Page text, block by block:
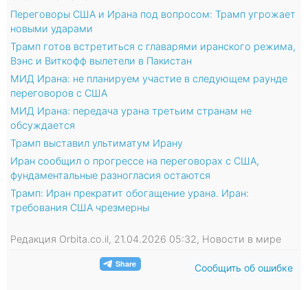
Переговоры США и Ирана под вопросом: Трамп угрожает
новыми ударами
Трамп готов встретиться с главарями иранского режима,
Вэнс и Виткофф вылетели в Пакистан
МИД Ирана: не планируем участие в следующем раунде
переговоров с США
МИД Ирана: передача урана третьим странам не
обсуждается
Трамп выставил ультиматум Ирану
Иран сообщил о прогрессе на переговорах c США,
фундаментальные разногласия остаются
Трамп: Иран прекратит обогащение урана. Иран:
требования США чрезмерны
Редакция Orbita.co.il, 21.04.2026 05:32, Новости в мире
Сообщить об ошибке